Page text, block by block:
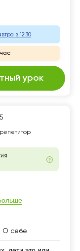
в 12:30
урок
5
О себе